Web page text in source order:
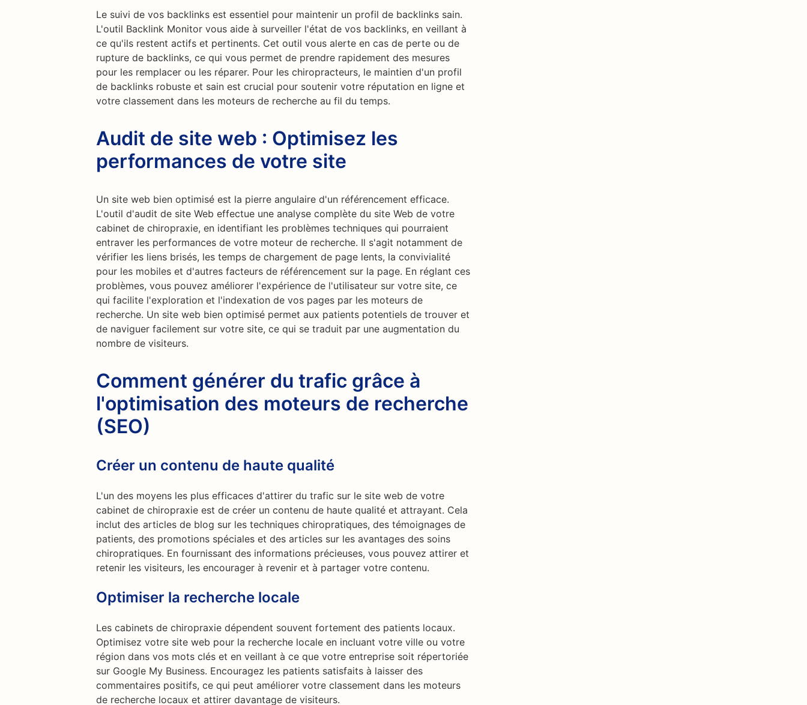
Le suivi de vos backlinks est essentiel pour maintenir un profil de backlinks sain.
L'outil Backlink Monitor vous aide à surveiller l'état de vos backlinks, en veillant à
ce qu'ils restent actifs et pertinents. Cet outil vous alerte en cas de perte ou de
rupture de backlinks, ce qui vous permet de prendre rapidement des mesures
pour les remplacer ou les réparer. Pour les chiropracteurs, le maintien d'un profil
de backlinks robuste et sain est crucial pour soutenir votre réputation en ligne et
votre classement dans les moteurs de recherche au fil du temps.
Audit de site web : Optimisez les
performances de votre site
Un site web bien optimisé est la pierre angulaire d'un référencement efficace.
L'outil d'audit de site Web effectue une analyse complète du site Web de votre
cabinet de chiropraxie, en identifiant les problèmes techniques qui pourraient
entraver les performances de votre moteur de recherche. Il s'agit notamment de
vérifier les liens brisés, les temps de chargement de page lents, la convivialité
pour les mobiles et d'autres facteurs de référencement sur la page. En réglant ces
problèmes, vous pouvez améliorer l'expérience de l'utilisateur sur votre site, ce
qui facilite l'exploration et l'indexation de vos pages par les moteurs de
recherche. Un site web bien optimisé permet aux patients potentiels de trouver et
de naviguer facilement sur votre site, ce qui se traduit par une augmentation du
nombre de visiteurs.
Comment générer du trafic grâce à
l'optimisation des moteurs de recherche
(SEO)
Créer un contenu de haute qualité
L'un des moyens les plus efficaces d'attirer du trafic sur le site web de votre
cabinet de chiropraxie est de créer un contenu de haute qualité et attrayant. Cela
inclut des articles de blog sur les techniques chiropratiques, des témoignages de
patients, des promotions spéciales et des articles sur les avantages des soins
chiropratiques. En fournissant des informations précieuses, vous pouvez attirer et
retenir les visiteurs, les encourager à revenir et à partager votre contenu.
Optimiser la recherche locale
Les cabinets de chiropraxie dépendent souvent fortement des patients locaux.
Optimisez votre site web pour la recherche locale en incluant votre ville ou votre
région dans vos mots clés et en veillant à ce que votre entreprise soit répertoriée
sur Google My Business. Encouragez les patients satisfaits à laisser des
commentaires positifs, ce qui peut améliorer votre classement dans les moteurs
de recherche locaux et attirer davantage de visiteurs.